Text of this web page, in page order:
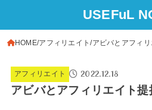
USEFuL
HOME アフィリエイト アビバとアフィ
アフィリエイト 2022.12.18
アビバとアフィリエイト